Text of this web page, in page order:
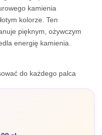
kamienia
kolorze. Ten
pięknym, ożywczym
energię kamienia.
do każdego palca